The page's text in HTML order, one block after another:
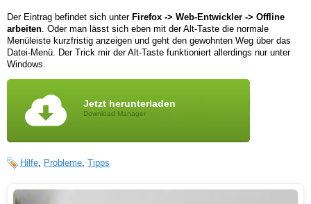
Der Eintrag befindet sich unter Firefox -> Web-Entwickler -> Offline
arbeiten . Oder man lässt sich eben mit der Alt-Taste die normale
Menüleiste kurzfristig anzeigen und geht den gewohnten Weg über das
Datei-Menü. Der Trick mir der Alt-Taste funktioniert allerdings nur unter
Windows.
Jetzt herunterladen
Download Manager
Hilfe Probleme Tipps